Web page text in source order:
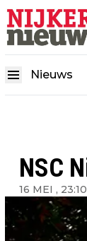
Nieuws
NSC
16 MEI , 23:10